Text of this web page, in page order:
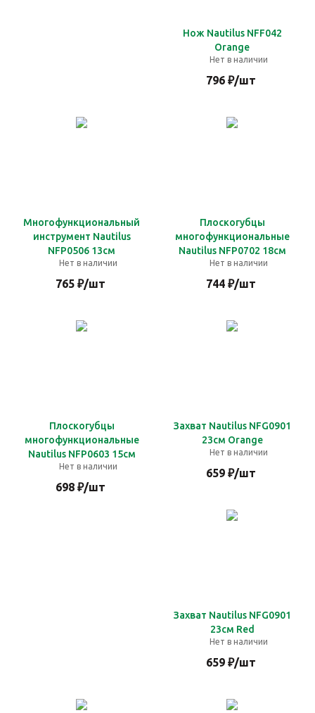
Нож Nautilus NFF042
Orange
Нет в наличии
796₽/шт
Многофункциональный
инструмент Nautilus
NFP0506 13см
Нет в наличии
765₽/шт
Плоскогубцы
многофункциональные
Nautilus NFP0702 18см
Нет в наличии
744₽/шт
Плоскогубцы
многофункциональные
Nautilus NFP0603 15см
Нет в наличии
698₽/шт
Захват Nautilus NFG0901
23см Orange
Нет в наличии
659₽/шт
Захват Nautilus NFG0901
23см Red
Нет в наличии
659₽/шт